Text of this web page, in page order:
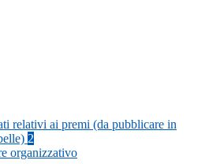
relativi ai premi (da pubblicare in
2
organizzativo